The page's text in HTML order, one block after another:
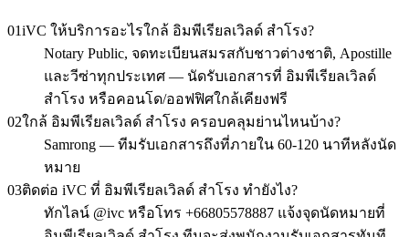
01iVC ให้บริการอะไรใกล้ อิมพีเรียลเวิลด์ สำโรง?
Notary Public, จดทะเบียนสมรสกับชาวต่างชาติ, Apostille
และวีซ่าทุกประเทศ — นัดรับเอกสารที่ อิมพีเรียลเวิลด์
สำโรง หรือคอนโด/ออฟฟิศใกล้เคียงฟรี
02ใกล้ อิมพีเรียลเวิลด์ สำโรง ครอบคลุมย่านไหนบ้าง?
Samrong — ทีมรับเอกสารถึงที่ภายใน 60-120 นาทีหลังนัด
หมาย
03ติดต่อ iVC ที่ อิมพีเรียลเวิลด์ สำโรง ทำยังไง?
ทักไลน์ @ivc หรือโทร +66805578887 แจ้งจุดนัดหมายที่